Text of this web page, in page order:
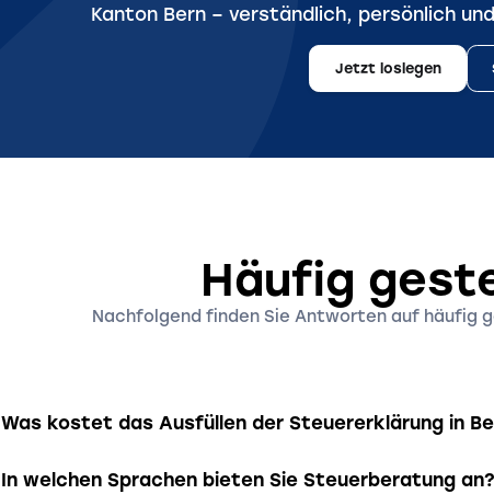
Kanton Bern – verständlich, persönlich
Jetzt loslegen
Häufig
Nachfolgend finden Sie Antworten auf häufig
Was kostet das Ausfüllen der Steuererklärung in
Wir bieten verschiedene Pakete ab CHF 99 – passend
In welchen Sprachen bieten Sie Steuerberatung an?